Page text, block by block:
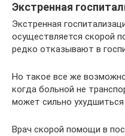
Экстренная
Экстренная
осуществляется скорой
редко отказывают в
Но такое все же
когда больной не
может сильно ухудшиться
Врач скорой помощи в